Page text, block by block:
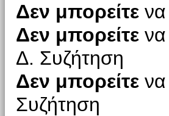
Δεν μπορείτενα
Δεν μπορείτενα
Δ. Συζήτηση
Δεν μπορείτενα
Συζήτηση